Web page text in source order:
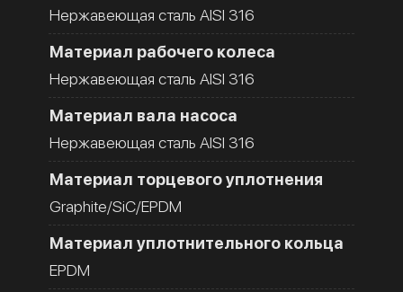
Нержавеющая сталь AISI 316
Материал рабочего колеса
Нержавеющая сталь AISI 316
Материал вала насоса
Нержавеющая сталь AISI 316
Материал торцевого уплотнения
Graphite/SiC/EPDM
Материал уплотнительного кольца
EPDM